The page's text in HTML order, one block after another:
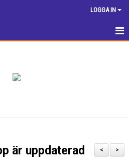
LOGGA IN
>
<
är uppdaterad